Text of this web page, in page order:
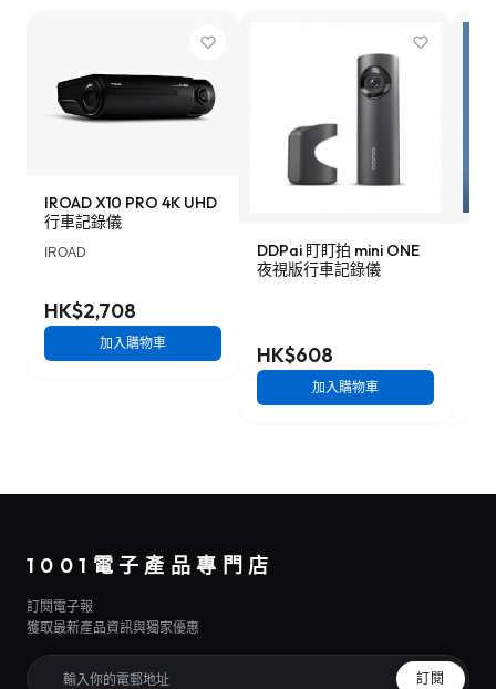
IROAD X10 PRO 4K UHD
行車記錄儀
IROAD
HK$2,708
加入購物車
DDPai 盯盯拍 mini ONE
夜視版行車記錄儀
HK$608
加入購物車
1001電子產品專門店
訂閱電子報
獲取最新產品資訊與獨家優惠
訂閱